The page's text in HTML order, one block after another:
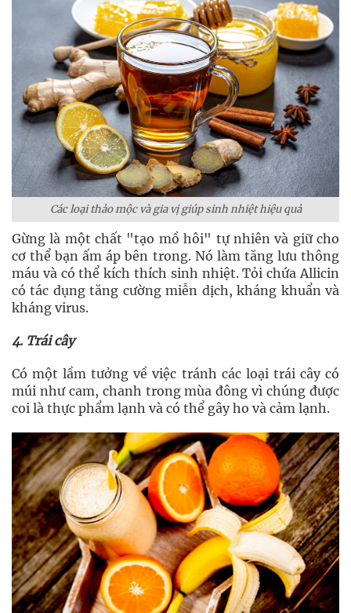
Các loại thảo mộc và gia vị giúp sinh nhiệt hiệu quả
Gừng là một chất "tạo mồ hôi" tự nhiên và giữ cho
cơ thể bạn ấm áp bên trong. Nó làm tăng lưu thông
máu và có thể kích thích sinh nhiệt. Tỏi chứa Allicin
có tác dụng tăng cường miễn dịch, kháng khuẩn và
kháng virus.
4. Trái cây
Có một lầm tưởng về việc tránh các loại trái cây có
múi như cam, chanh trong mùa đông vì chúng được
coi là thực phẩm lạnh và có thể gây ho và cảm lạnh.